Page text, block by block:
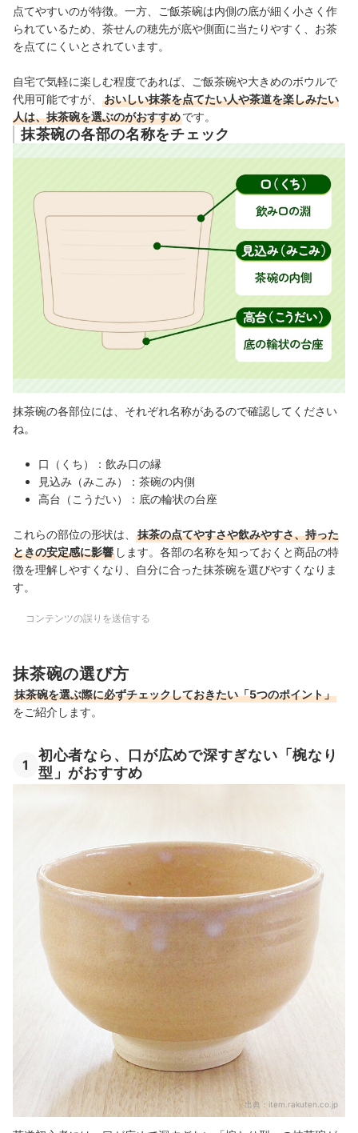
点てやすいのが特徴。一方、ご飯茶碗は内側の底が細く小さく作
られているため、茶せんの穂先が底や側面に当たりやすく、お茶
を点てにくいとされています。
自宅で気軽に楽しむ程度であれば、ご飯茶碗や大きめのボウルで
代用可能ですが、
おいしい抹茶を点てたい人や茶道を楽しみたい
人は、抹茶碗を選ぶのがおすすめです。
抹茶碗の各部の名称をチェック
抹茶碗の各部位には、それぞれ名称があるので確認してください
ね。
口（くち）：飲み口の縁
見込み（みこみ）：茶碗の内側
高台（こうだい）：底の輪状の台座
これらの部位の形状は、
抹茶の点てやすさや飲みやすさ、持った
ときの安定感に影響 します。各部の名称を知っておくと商品の特
徴を理解しやすくなり、自分に合った抹茶碗を選びやすくなりま
す。
コンテンツの誤りを送信する
抹茶碗の選び方
抹茶碗を選ぶ際に必ずチェックしておきたい「5つのポイント」
をご紹介します。
1
初心者なら、口が広めで深すぎない「椀なり
型」がおすすめ
出典： item.rakuten.co.jp